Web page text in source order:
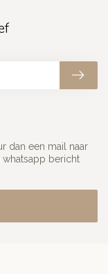
dan een mail naar
whatsapp bericht